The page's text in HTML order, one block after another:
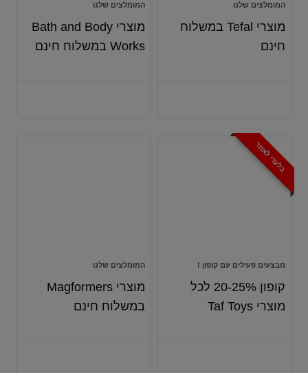
המומלצים שלנו
מוצרי Tefal במשלוח
חינם
המומלצים שלנו
מוצרי Bath and Body
Works במשלוח חינם
בלעדי לאתר
מבצעים פעילים עם קופון !
קופון 20-25% לכל
מוצרי Taf Toys
המומלצים שלנו
מוצרי Magformers
במשלוח חינם